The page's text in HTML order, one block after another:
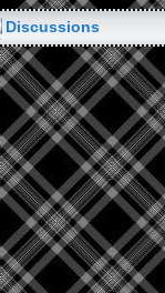
Discussions